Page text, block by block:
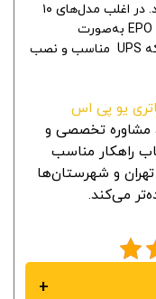
و صنعتی از قابلیت EPO پشتیبانی می‌کنند. در اغلب مدل‌های ۱۰
کیلوولت‌آمپر و بالاتر، ترمینال سخت‌افزاری EPO به‌صورت
پیش‌فرض وجود دارد. دقت داشته باشید که UPS مناسب و نصب
یو پی اس
مشاوره تخصصی و
راهکار مناسب
و شهرستان‌ها
می‌کند.
+